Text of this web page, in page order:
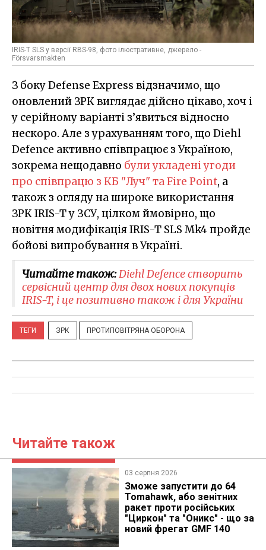
IRIS-T SLS у версії RBS-98, фото ілюстративне, джерело -
Försvarsmakten
З боку Defense Express відзначимо, що
оновлений ЗРК виглядає дійсно цікаво, хоч і
у серійному варіанті з’явиться відносно
нескоро. Але з урахуванням того, що Diehl
Defence активно співпрацює з Україною,
зокрема нещодавно були укладені угоди
про співпрацю з КБ "Луч" та Fire Point, а
також з огляду на широке використання
ЗРК IRIS-T у ЗСУ, цілком ймовірно, що
новітня модифікація IRIS-T SLS Mk4 пройде
бойові випробування в Україні.
Читайте також:Diehl Defence створить
сервісний центр для двох нових покупців
IRIS-T, і це позитивно також і для України
ТЕГИ ЗРК ПРОТИПОВІТРЯНА ОБОРОНА
Читайте також
03 серпня 2026
Зможе запустити до 64
Tomahawk, або зенітних
ракет проти російських
"Циркон" та "Оникс" - що за
новий фрегат GMF 140